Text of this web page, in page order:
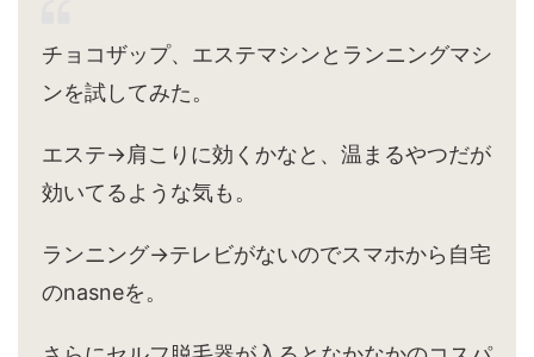
チョコザップ、エステマシンとランニングマシ
ンを試してみた。
エステ→肩こりに効くかなと、温まるやつだが
効いてるような気も。
ランニング→テレビがないのでスマホから自宅
のnasneを。